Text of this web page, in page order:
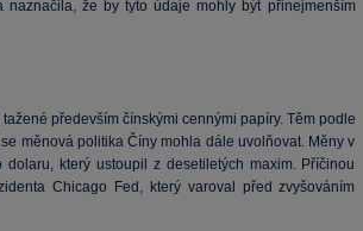
naznačila, že by tyto údaje mohly být přinejmenším
především čínskými cennými papíry. Těm podle
měnová politika Číny mohla dále uvolňovat. Měny v
který ustoupil z desetiletých maxim. Příčinou
Chicago Fed, který varoval před zvyšováním